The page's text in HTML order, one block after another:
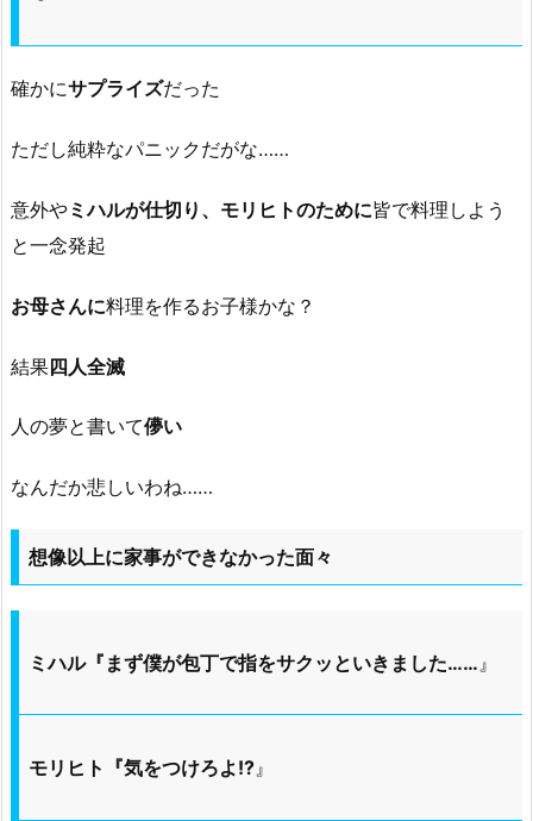
確かにサプライズだった
ただし純粋なパニックだがな……
意外やミハルが仕切り、モリヒトのために皆で料理しよう
と一念発起
お母さんに料理を作るお子様かな？
結果四人全滅
人の夢と書いて儚い
なんだか悲しいわね……
想像以上に家事ができなかった面々
ミハル『まず僕が包丁で指をサクッといきました…… 』
モリヒト『気をつけろよ!?』